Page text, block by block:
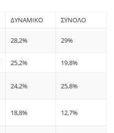
ΔΥΝΑΜΙΚΟ ΣΥΝΟΛΟ
28,2% 29%
25,2% 19,8%
24,2% 25,8%
18,8% 12,7%